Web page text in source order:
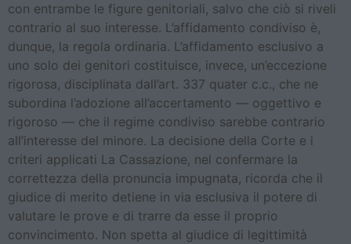
con entrambe le figure genitoriali, salvo che ciò si riveli
contrario al suo interesse. L’affidamento condiviso è,
dunque, la regola ordinaria. L’affidamento esclusivo a
uno solo dei genitori costituisce, invece, un’eccezione
rigorosa, disciplinata dall’art. 337 quater c.c., che ne
subordina l’adozione all’accertamento — oggettivo e
rigoroso — che il regime condiviso sarebbe contrario
all’interesse del minore. La decisione della Corte e i
criteri applicati La Cassazione, nel confermare la
correttezza della pronuncia impugnata, ricorda che il
giudice di merito detiene in via esclusiva il potere di
valutare le prove e di trarre da esse il proprio
convincimento. Non spetta al giudice di legittimità